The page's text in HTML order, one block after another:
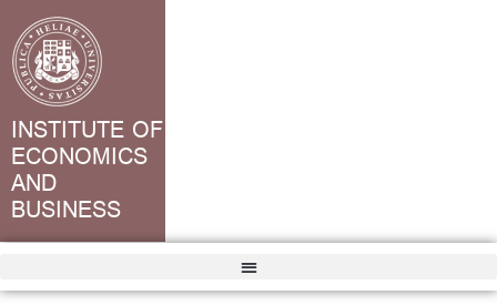
INSTITUTE OF
ECONOMICS
AND
BUSINESS